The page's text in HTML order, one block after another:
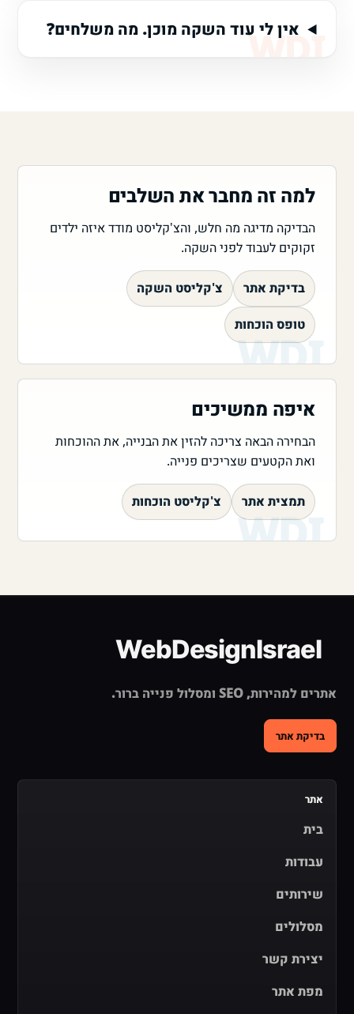
אין לי עוד השקה מוכן. מה משלחים?
למה זה מחבר את השלבים
הבדיקה מדיגה מה חלש, והצ'קליסט מודד איזה ילדים
זקוקים לעבוד לפני השקה.
בדיקת אתר צ'קליסט השקה
טופס הוכחות
איפה ממשיכים
הבחירה הבאה צריכה להזין את הבנייה, את ההוכחות
ואת הקטעים שצריכים פנייה.
תמצית אתר צ'קליסט הוכחות
אתרים למהירות, SEO ומסלול פנייה ברור.
בדיקת אתר
אתר
בית
עבודות
שירותים
מסלולים
יצירת קשר
מפת אתר